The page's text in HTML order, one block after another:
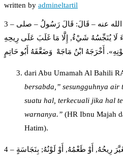
written by admineltartil
3 – وَعَنْ أَبِي أُمَامَةَ الْبَاهِلِيِّ – رضي الله عنه – قَالَ: قَالَ رَسُولُ – صلى
لَا يُنَجِّسُهُ شَيْءٌ, إِلَّا مَا غَلَبَ عَلَى رِيحِهِ
dari Abu Umamah Al Bahili
bersabda ,” sesungguhnya air
suatu hal, terkecuali jika hal
warnanya.” (HR Ibnu Majah
Hatim).
4 – وَلِلْبَيْهَقِيِّ: «الْمَاءُ طَاهِرٌ إِلَّا إِنْ تَغَيَّرَ رِيحُهُ, أَوْ طَعْمُهُ, أَوْ لَوْنُهُ; بِنَجَاسَةٍ